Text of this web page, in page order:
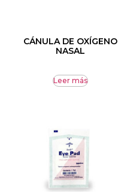
CÁNULA DE OXÍGENO
NASAL
Leer más